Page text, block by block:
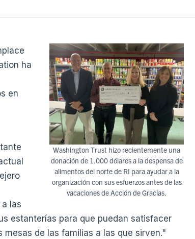
Washington Trust hizo recientemente una
donación de 1.000 dólares a la despensa de
alimentos del norte de RI para ayudar a la
organización con sus esfuerzos antes de las
vacaciones de Acción de Gracias.
ha
en
las
estanterías para que puedan satisfacer
de las familias a las que sirven."